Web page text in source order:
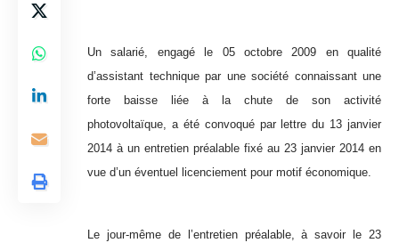
Un salarié, engagé le 05 octobre 2009 en qualité
d’assistant technique par une société connaissant une
forte baisse liée à la chute de son activité
photovoltaïque, a été convoqué par lettre du 13 janvier
2014 à un entretien préalable fixé au 23 janvier 2014 en
vue d’un éventuel licenciement pour motif économique.
Le jour-même de l’entretien préalable, à savoir le 23